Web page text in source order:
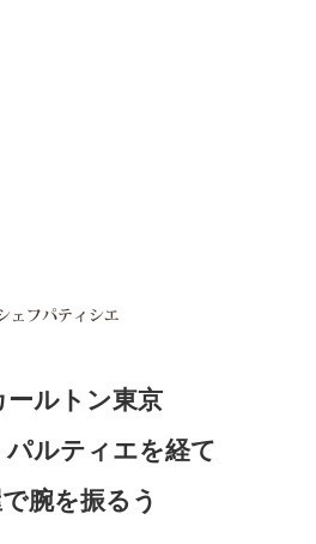
ルトン東京
パルティエを経て
腕を振るう